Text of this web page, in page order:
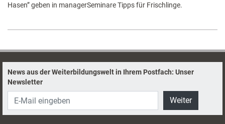
Hasen” geben in managerSeminare Tipps für Frischlinge.
News aus der Weiterbildungswelt in Ihrem Postfach: Unser
Newsletter
Weiter